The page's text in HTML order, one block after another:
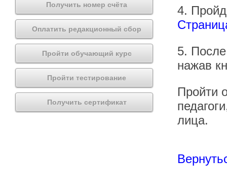
Получить номер счёта
Оплатить редакционный сбор
Пройти обучающий курс
Пройти тестирование
Получить сертификат
4.
5.
нажав
Пройти
лица.